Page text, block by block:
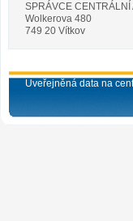
SPRÁVCE CENTRÁLNÍ
Wolkerova 480
749 20 Vítkov
Uveřejněná data na